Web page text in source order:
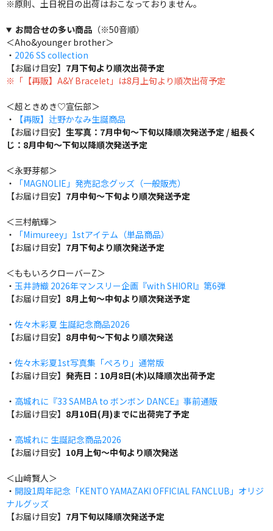
※原則、土日祝日の出荷はおこなっておりません。
お問合せの多い商品（※50音順）
＜Aho&younger brother＞
・ 2026 SS collection
【お届け目安】 7月下旬より順次出荷予定
※「【再販】A&Y Bracelet」は8月上旬より順次出荷予定
＜超ときめき♡宣伝部＞
・
【再販】辻野かなみ生誕商品
【お届け目安】 生写真：7月中旬～下旬以降順次発送予定 / 組長く
じ：8月中旬～下旬以降順次発送予定
＜永野芽郁＞
・
「MAGNOLIE」発売記念グッズ（一般販売）
【お届け目安】 7月中旬～下旬より順次発送予定
＜三村航輝＞
・
「Mimureey」1stアイテム（単品商品）
【お届け目安】 7月下旬より順次発送予定
＜ももいろクローバーZ＞
・ 玉井詩織 2026年マンスリー企画『with SHIORI』第6弾
【お届け目安】 8月上旬～中旬より順次発送予定
・ 佐々木彩夏 生誕記念商品2026
【お届け目安】 8月中旬～下旬より順次発送
・ 佐々木彩夏1st写真集「ぺろり」通常版
【お届け目安】 発売日：10月8日(木)以降順次出荷予定
・ 高城れに『33 SAMBA to ボンボン DANCE』事前通販
【お届け目安】 8月10日(月)までに出荷完了予定
・ 高城れに 生誕記念商品2026
【お届け目安】 10月上旬～中旬より順次発送
＜山﨑賢人＞
・ 開設1周年記念「KENTO YAMAZAKI OFFICIAL FANCLUB」オリジ
ナルグッズ
【お届け目安】 7月下旬以降順次発送予定